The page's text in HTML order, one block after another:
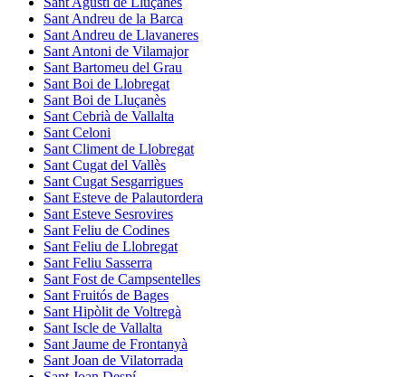
Sant Andreu de la Barca
Sant Andreu de Llavaneres
Sant Antoni de Vilamajor
Sant Bartomeu del Grau
Sant Boi de Llobregat
Sant Boi de Lluçanès
Sant Cebrià de Vallalta
Sant Celoni
Sant Climent de Llobregat
Sant Cugat del Vallès
Sant Cugat Sesgarrigues
Sant Esteve de Palautordera
Sant Esteve Sesrovires
Sant Feliu de Codines
Sant Feliu de Llobregat
Sant Feliu Sasserra
Sant Fost de Campsentelles
Sant Fruitós de Bages
Sant Hipòlit de Voltregà
Sant Iscle de Vallalta
Sant Jaume de Frontanyà
Sant Joan de Vilatorrada